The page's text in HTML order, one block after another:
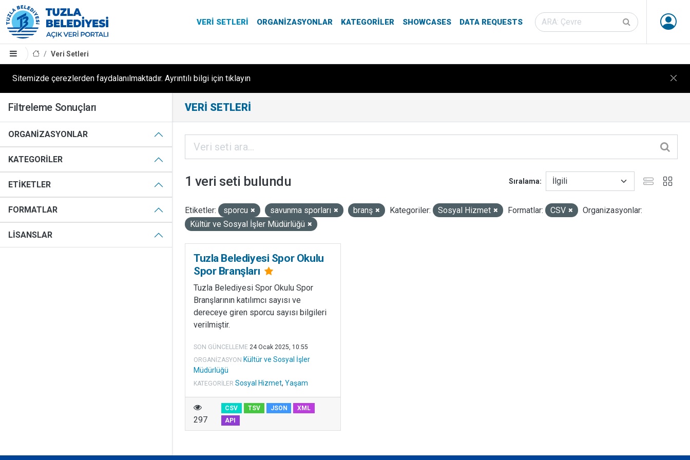
VERI SETLERI ORGANIZASYONLAR KATEGORILER SHOWCASES DATA REQUESTS
Veri Setleri
Sitemizde çerezlerden faydalanılmaktadır. Ayrıntılı bilgi için tıklayın
Filtreleme Sonuçları
ORGANIZASYONLAR
KATEGORILER
ETIKETLER
FORMATLAR
LISANSLAR
VERI SETLERI
1 veri seti bulundu Sıralama
Etiketler: sporcu savunma sporları branş Kategoriler: Sosyal Hizmet Formatlar: CSV
Organizasyonlar:
Kültür ve Sosyal İşler Müdürlüğü
Tuzla Belediyesi Spor Okulu
Spor Branşları
Tuzla Belediyesi Spor Okulu Spor
Branşlarının katılımcı sayısı ve
dereceye giren sporcu sayısı bilgileri
verilmiştir.
SON GÜNCELLEME 24 Ocak 2025, 10:55
ORGANIZASYON Kültür ve Sosyal İşler
Müdürlüğü
KATEGORILER Sosyal Hizmet, Yaşam
297
CSV TSV JSON
XML
API